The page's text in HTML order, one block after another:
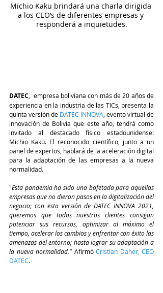
Michio Kaku brindará una charla dirigida
a los CEO’s de diferentes empresas y
responderá a inquietudes.
DATEC ,  empresa boliviana con más de 20 años de
experiencia en la industria de las TICs, presenta la
quinta versión de DATEC INNOVA , evento virtual de
innovación de Bolivia que este año, tendrá como
invitado al destacado físico estadounidense:
Michio Kaku. El reconocido científico, junto a un
panel de expertos, hablará de la aceleración digital
para la adaptación de las empresas a la nueva
normalidad.
"Esta pandemia ha sido una bofetada para aquellas
empresas que no dieron pasos en la digitalización del
negocio; con esta versión de DATEC INNOVA 2021,
queremos que todos nuestros clientes consigan
potenciar sus recursos, optimizar al máximo el
tiempo, acelerar los cambios y enfrentar con éxito las
amenazas del entorno; hasta lograr su adaptación a
la nueva normalidad." Afirmó Cristian Daher, CEO
DATEC.